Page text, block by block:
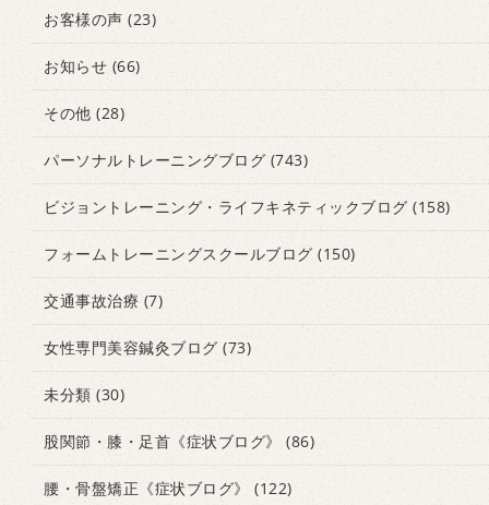
お客様の声 (23)
お知らせ (66)
その他 (28)
パーソナルトレーニングブログ(743)
ビジョントレーニング・ライフキネティックブログ (158)
フォームトレーニングスクールブログ(150)
交通事故治療 (7)
女性専門美容鍼灸ブログ(73)
未分類 (30)
股関節・膝・足首《症状ブログ》 (86)
腰・骨盤矯正《症状ブログ》 (122)